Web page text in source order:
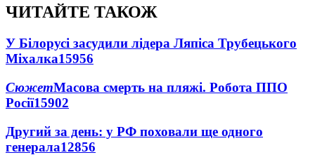
ЧИТАЙТЕ ТАКОЖ
У Білорусі засудили лідера Ляпіса Трубецького
Міхалка15956
СюжетМасова смерть на пляжі. Робота ППО
Росії15902
Другий за день: у РФ поховали ще одного
генерала12856